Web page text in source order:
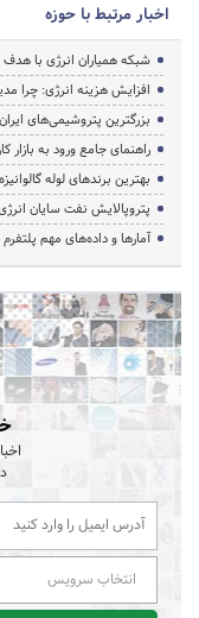
اخبار مرتبط با حوزه
شبکه همیاران انرژی با هدف
افزایش هزینه انرژی: چرا
بزرگترین پتروشیمی‌های
راهنمای جامع ورود به
بهترین برندهای لوله
پتروپالایش نفت سایان
آمارها و داده‌های مهم
انتخاب سرویس